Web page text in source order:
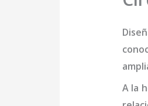
A la